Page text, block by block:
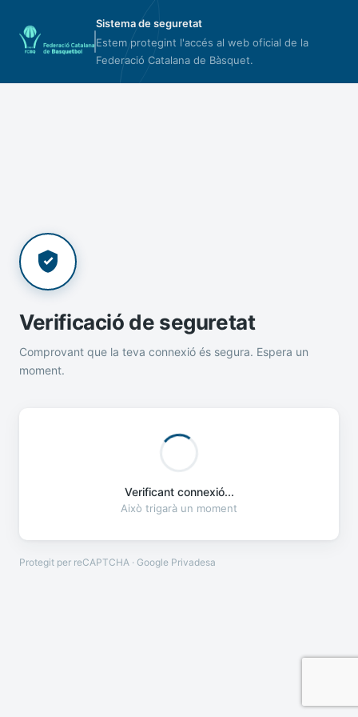
Sistema de seguretat
Estem protegint l'accés al web oficial de la
Federació Catalana de Bàsquet.
Verificació de seguretat
Comprovant que la teva connexió és segura. Espera un
moment.
Verificant connexió...
Això trigarà un moment
Protegit per reCAPTCHA · Google Privadesa